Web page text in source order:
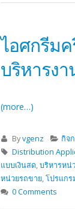
ไอศกรีมค
บริหารงา
(more…)
Byvgenz
กิจ
Distribution
แบบเงินสด,บริหารหน่
หน่วยรถขาย,โปรแกร
0 Comments